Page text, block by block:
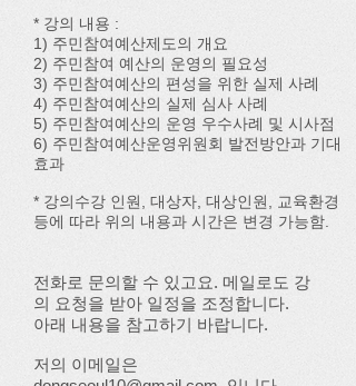
* 강의 내용 :
1) 주민참여예산제도의 개요
2) 주민참여 예산의 운영의 필요성
3) 주민참여예산의 편성을 위한 실제 사례
4) 주민참여예산의 실제 심사 사례
5) 주민참여예산의 운영 우수사례 및 시사점
6) 주민참여예산운영위원회 발전방안과 기대
효과
* 강의수강 인원, 대상자, 대상인원, 교육환경
등에 따라 위의 내용과 시간은 변경 가능함.
전화로 문의할 수 있고요. 메일로도 강
의 요청을 받아 일정을 조정합니다.
아래 내용을 참고하기 바랍니다.
저의 이메일은